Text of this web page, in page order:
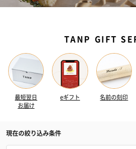
TANP GIFT
最短翌日
お届け
eギフト 名前の刻印
現在の絞り込み条件